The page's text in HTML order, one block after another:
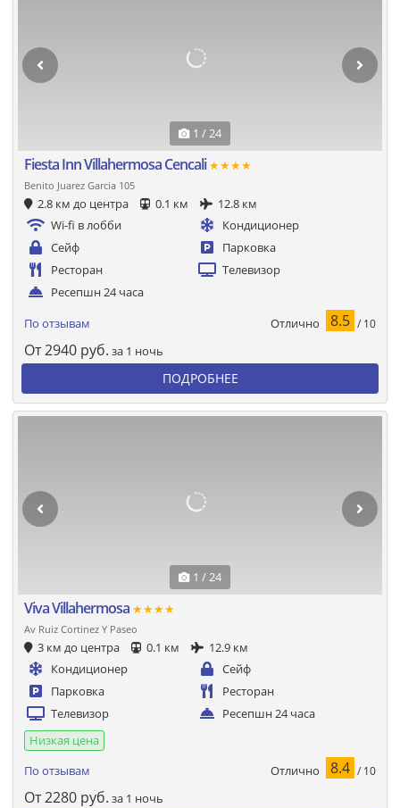
1 / 24
Fiesta Inn Villahermosa Cencali★★★★
Benito Juarez Garcia 105
2.8 км до центра 0.1 км
12.8 км
Wi-fi в лобби
Кондиционер
Сейф
Парковка
Ресторан
Телевизор
Ресепшн 24 часа
По отзывам Отлично 8.5 / 10
От2940 руб. за 1 ночь
ПОДРОБНЕЕ
1 / 24
Viva Villahermosa ★★★★
Av Ruiz Cortinez Y Paseo
3 км до центра 0.1 км
12.9 км
Кондиционер
Сейф
Парковка
Ресторан
Телевизор
Ресепшн 24 часа
Низкая цена
По отзывам
Отлично 8.4 / 10
От2280 руб. за 1 ночь